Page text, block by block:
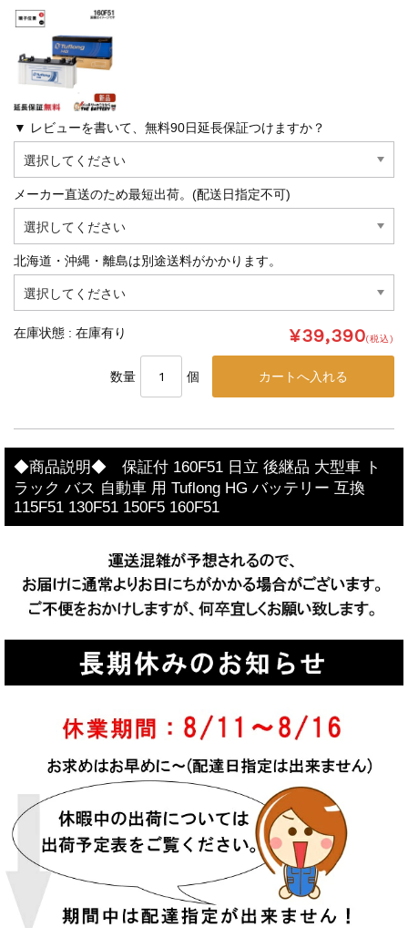
▼ レビューを書いて、無料90日延長保証つけますか？
メーカー直送のため最短出荷。(配送日指定不可)
北海道・沖縄・離島は別途送料がかかります。
在庫状態 : 在庫有り ¥39,390(税込)
数量 個
◆商品説明◆ 保証付 160F51 日立 後継品 大型車 ト
ラック バス 自動車 用 Tuflong HG バッテリー 互換
115F51 130F51 150F5 160F51